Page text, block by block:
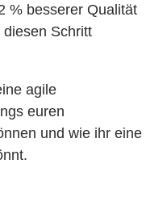
% besserer Qualität
diesen Schritt
agile
euren
und wie ihr eine